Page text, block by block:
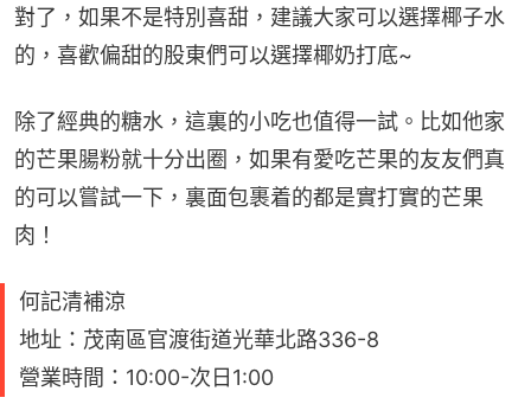
對了，如果不是特別喜甜，建議大家可以選擇椰子水
的，喜歡偏甜的股東們可以選擇椰奶打底~
除了經典的糖水，這裏的小吃也值得一試。比如他家
的芒果腸粉就十分出圈，如果有愛吃芒果的友友們真
的可以嘗試一下，裏面包裹着的都是實打實的芒果
肉！
何記清補涼
地址：茂南區官渡街道光華北路336-8
營業時間：10:00-次日1:00